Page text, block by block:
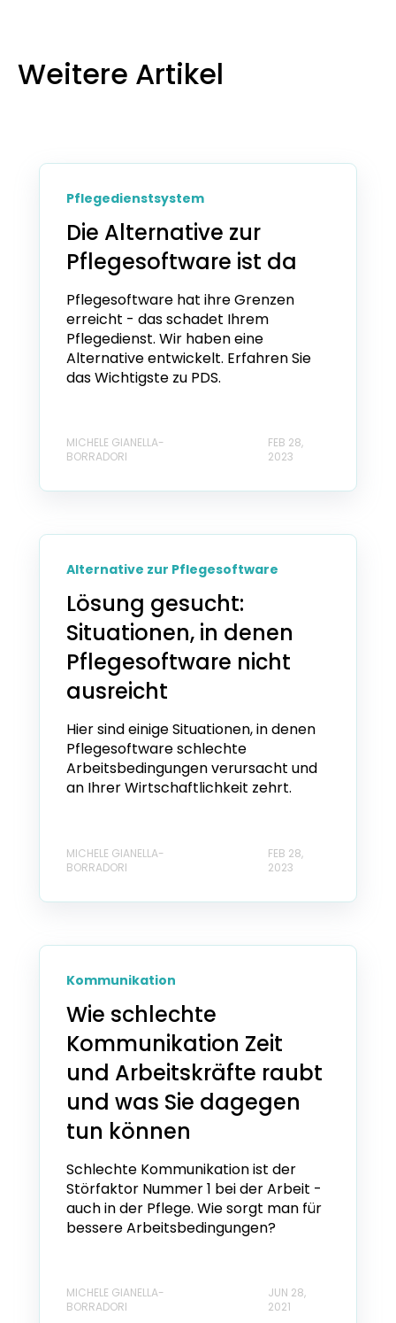
Weitere Artikel
Pflegedienstsystem
Die Alternative zur
Pflegesoftware ist da
Pflegesoftware hat ihre Grenzen
erreicht - das schadet Ihrem
Pflegedienst. Wir haben eine
Alternative entwickelt. Erfahren Sie
das Wichtigste zu PDS.
MICHELE GIANELLA-
BORRADORI
FEB 28,
2023
Alternative zur Pflegesoftware
Lösung gesucht:
Situationen, in denen
Pflegesoftware nicht
ausreicht
Hier sind einige Situationen, in denen
Pflegesoftware schlechte
Arbeitsbedingungen verursacht und
an Ihrer Wirtschaftlichkeit zehrt.
MICHELE GIANELLA-
BORRADORI
FEB 28,
2023
Kommunikation
Wie schlechte
Kommunikation Zeit
und Arbeitskräfte raubt
und was Sie dagegen
tun können
Schlechte Kommunikation ist der
Störfaktor Nummer 1 bei der Arbeit -
auch in der Pflege. Wie sorgt man für
bessere Arbeitsbedingungen?
MICHELE GIANELLA-
BORRADORI
JUN 28,
2021